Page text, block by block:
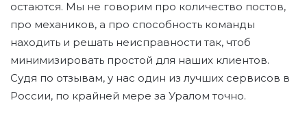
остаются. Мы не говорим про количество постов,
про механиков, а про способность команды
находить и решать неисправности так, чтоб
минимизировать простой для наших клиентов.
Судя по отзывам, у нас один из лучших сервисов в
России, по крайней мере за Уралом точно.